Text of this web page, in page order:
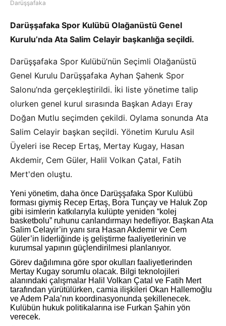
Darüşşafaka
Darüşşafaka Spor Kulübü Olağanüstü Genel
Kurulu’nda Ata Salim Celayir başkanlığa seçildi.
Darüşşafaka Spor Kulübü’nün Seçimli Olağanüstü
Genel Kurulu Darüşşafaka Ayhan Şahenk Spor
Salonu’nda gerçekleştirildi. İki liste yönetime talip
olurken genel kurul sırasında Başkan Adayı Eray
Doğan Mutlu seçimden çekildi. Oylama sonunda Ata
Salim Celayir başkan seçildi. Yönetim Kurulu Asil
Üyeleri ise Recep Ertaş, Mertay Kugay, Hasan
Akdemir, Cem Güler, Halil Volkan Çatal, Fatih
Mert'den oluştu.
Yeni yönetim, daha önce Darüşşafaka Spor Kulübü
forması giymiş Recep Ertaş, Bora Tunçay ve Haluk Zop
gibi isimlerin katkılarıyla kulüpte yeniden “kolej
basketbolu” ruhunu canlandırmayı hedefliyor. Başkan Ata
Salim Celayir’in yanı sıra Hasan Akdemir ve Cem
Güler’in liderliğinde iş geliştirme faaliyetlerinin ve
kurumsal yapının güçlendirilmesi planlanıyor.
Görev dağılımına göre spor okulları faaliyetlerinden
Mertay Kugay sorumlu olacak. Bilgi teknolojileri
alanındaki çalışmalar Halil Volkan Çatal ve Fatih Mert
tarafından yürütülürken, camia ilişkileri Okan Hallemoğlu
ve Adem Pala’nın koordinasyonunda şekillenecek.
Kulübün hukuk politikalarına ise Furkan Şahin yön
verecek.